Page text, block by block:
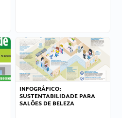
INFOGRÁFICO:
SUSTENTABILIDADE PARA
SALÕES DE BELEZA